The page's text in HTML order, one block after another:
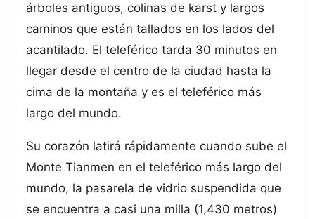
árboles antiguos, colinas de karst y largos
caminos que están tallados en los lados del
acantilado. El teleférico tarda 30 minutos en
llegar desde el centro de la ciudad hasta la
cima de la montaña y es el teleférico más
largo del mundo.
Su corazón latirá rápidamente cuando sube el
Monte Tianmen en el teleférico más largo del
mundo, la pasarela de vidrio suspendida que
se encuentra a casi una milla (1,430 metros)